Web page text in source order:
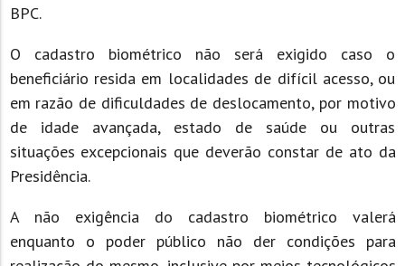
BPC.
O cadastro biométrico não será exigido caso o
beneficiário resida em localidades de difícil acesso, ou
em razão de dificuldades de deslocamento, por motivo
de idade avançada, estado de saúde ou outras
situações excepcionais que deverão constar de ato da
Presidência.
A não exigência do cadastro biométrico valerá
enquanto o poder público não der condições para